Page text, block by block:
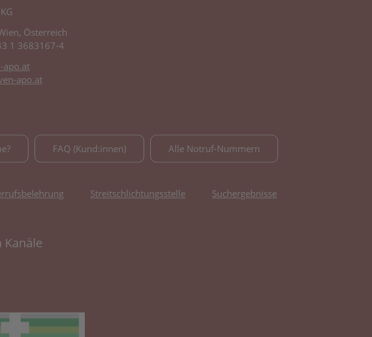
Österreich
1 3683167-4
apo.at
apo.at
FAQ (Kund:innen) Alle Notruf-Nummern
Streitschlichtungsstelle Suchergebnisse
Kanäle
Tab)
Tab)